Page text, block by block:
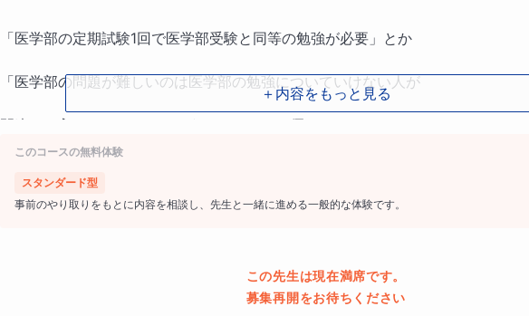
「医学部の定期試験1回で医学部受験と同等の勉強が必要」とか
「医学部の問題が難しいのは医学部の勉強についていけない人が
間違って入ってしまわないようにするための優しさ」
なんて言われたりもします
医学部に入ってもそれはゴールではなく
＋内容をもっと見る
このコースの無料体験
スタンダード型
事前のやり取りをもとに内容を相談し、先生と一緒に進める一般的な体験です。
この先生は現在満席です。
募集再開をお待ちください